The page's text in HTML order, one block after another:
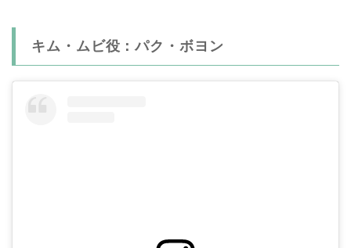
キム・ムビ役：パク・ボヨン